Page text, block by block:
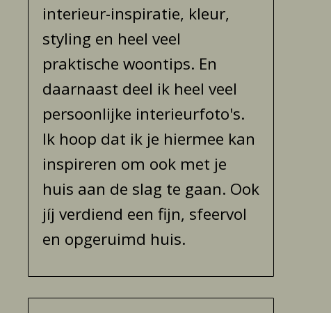
interieur-inspiratie, kleur,
styling en heel veel
praktische woontips. En
daarnaast deel ik heel veel
persoonlijke interieurfoto's.
Ik hoop dat ik je hiermee kan
inspireren om ook met je
huis aan de slag te gaan. Ook
jíj verdiend een fijn, sfeervol
en opgeruimd huis.